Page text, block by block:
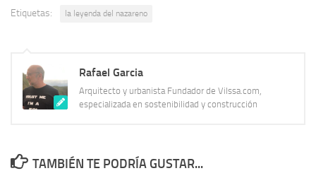
Etiquetas: la leyenda del nazareno
Rafael Garcia
Arquitecto y urbanista Fundador de Vilssa.com,
especializada en sostenibilidad y construcción
TAMBIÉN TE PODRÍA GUSTAR...